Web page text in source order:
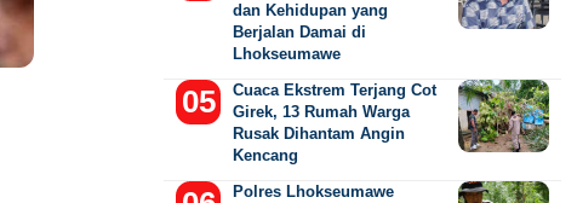
dan Kehidupan yang
Berjalan Damai di
Lhokseumawe
Cuaca Ekstrem Terjang Cot
Girek, 13 Rumah Warga
Rusak Dihantam Angin
Kencang
Polres Lhokseumawe